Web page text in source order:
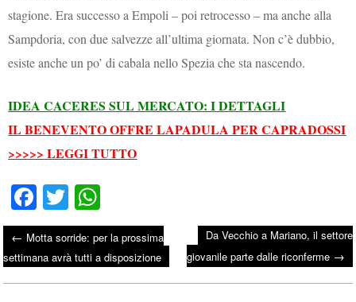
stagione. Era successo a Empoli – poi retrocesso – ma anche alla
Sampdoria, con due salvezze all’ultima giornata. Non c’è dubbio,
esiste anche un po’ di cabala nello Spezia che sta nascendo.
IDEA CACERES SUL MERCATO: I DETTAGLI
IL BENEVENTO OFFRE LAPADULA PER CAPRADOSSI
>>>>> LEGGI TUTTO
Fa
ce
bo
ok
T
wi
tte
r
ha
ts
A
Post navigation
← Motta sorride: per la prossima
settimana avrà tutti a disposizione
Da Vecchio a Mariano, il settore
giovanile parte dalle riconferme →